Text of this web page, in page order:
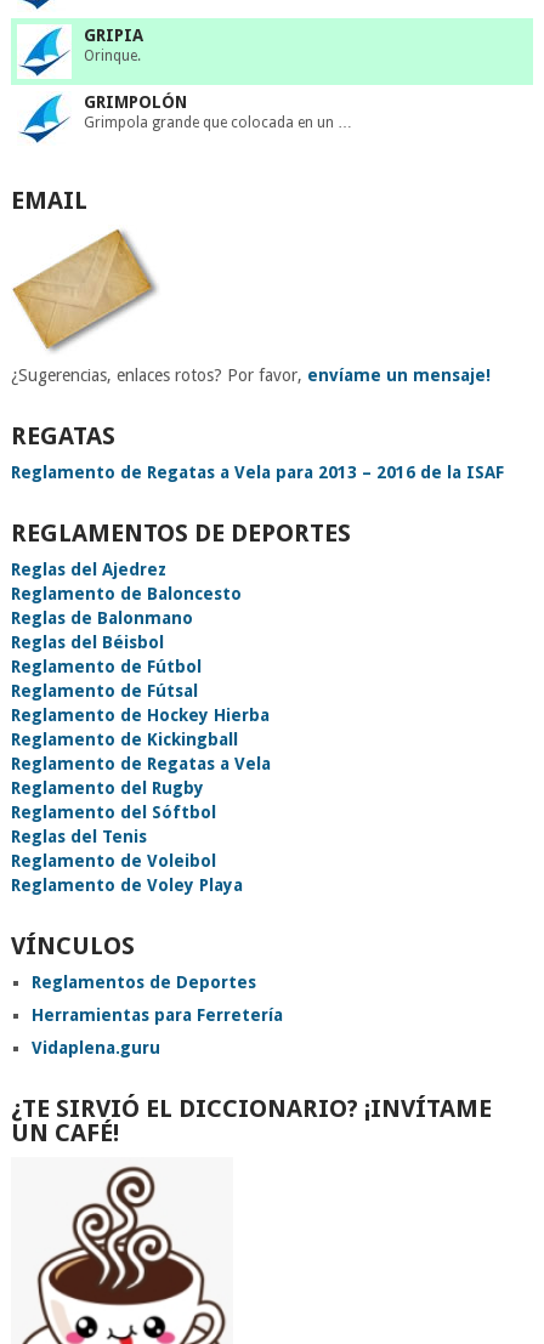
GRIPIA
Orinque.
GRIMPOLÓN
Grimpola grande que colocada en un …
EMAIL
¿Sugerencias, enlaces rotos? Por favor, envíame un mensaje!
REGATAS
Reglamento de Regatas a Vela para 2013 – 2016 de la ISAF
REGLAMENTOS DE DEPORTES
Reglas del Ajedrez
Reglamento de Baloncesto
Reglas de Balonmano
Reglas del Béisbol
Reglamento de Fútbol
Reglamento de Fútsal
Reglamento de Hockey Hierba
Reglamento de Kickingball
Reglamento de Regatas a Vela
Reglamento del Rugby
Reglamento del Sóftbol
Reglas del Tenis
Reglamento de Voleibol
Reglamento de Voley Playa
VÍNCULOS
Reglamentos de Deportes
Herramientas para Ferretería
Vidaplena.guru
¿TE SIRVIÓ EL DICCIONARIO? ¡INVÍTAME
UN CAFÉ!